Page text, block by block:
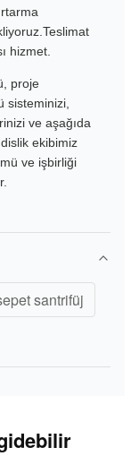
hizmet.
proje
sisteminizi,
ve aşağıda
ekibimiz
ve işbirliği
santrifüj